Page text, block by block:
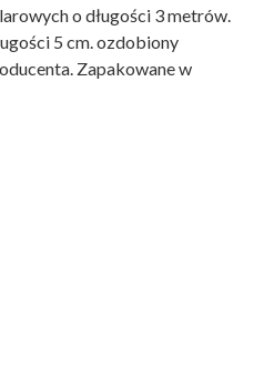
o długości 3 metrów.
5 cm. ozdobiony
Zapakowane w